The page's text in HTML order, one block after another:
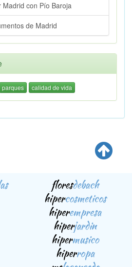
Madrid con Pío Baroja
de Madrid
parques calidad de vida
floresdebach
hipercosmeticos
hiperempresa
hiperjardin
hipermusico
hiperropa